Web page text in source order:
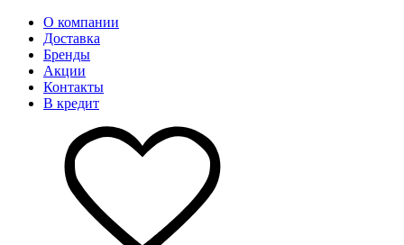
О компании
Доставка
Бренды
Акции
Контакты
В кредит